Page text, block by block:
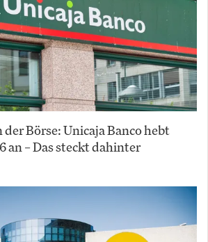
Börse: Unicaja Banco hebt
an – Das steckt dahinter